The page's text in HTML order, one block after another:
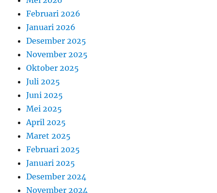
Februari 2026
Januari 2026
Desember 2025
November 2025
Oktober 2025
Juli 2025
Juni 2025
Mei 2025
April 2025
Maret 2025
Februari 2025
Januari 2025
Desember 2024
November 2024